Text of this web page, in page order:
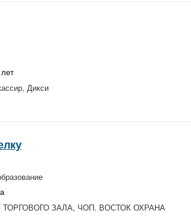
Дикси
ТОРГОВОГО ЗАЛА, ЧОП. ВОСТОК ОХРАНА